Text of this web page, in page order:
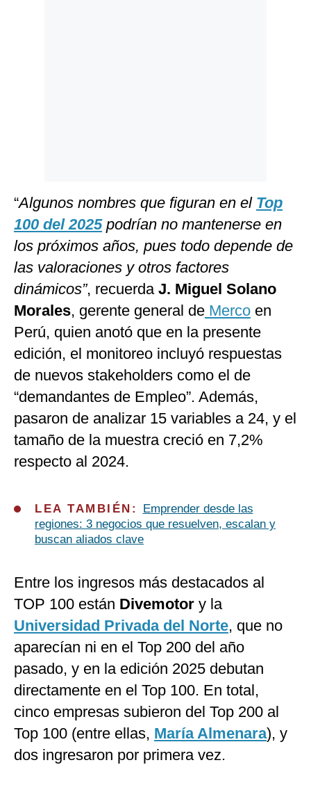
“Algunos nombres que figuran en el Top
100 del 2025podrían no mantenerse en
los próximos años, pues todo depende de
las valoraciones y otros factores
dinámicos”, recuerda J. Miguel Solano
Morales, gerente general de Merco en
Perú, quien anotó que en la presente
edición, el monitoreo incluyó respuestas
de nuevos stakeholders como el de
“demandantes de Empleo”. Además,
pasaron de analizar 15 variables a 24, y el
tamaño de la muestra creció en 7,2%
respecto al 2024.
LEA TAMBIÉN:
Emprender desde las
regiones: 3 negocios que resuelven, escalan y
buscan aliados clave
Entre los ingresos más destacados al
TOP 100 están Divemotor y la
Universidad Privada del Norte, que no
aparecían ni en el Top 200 del año
pasado, y en la edición 2025 debutan
directamente en el Top 100. En total,
cinco empresas subieron del Top 200 al
Top 100 (entre ellas, María Almenara), y
dos ingresaron por primera vez.